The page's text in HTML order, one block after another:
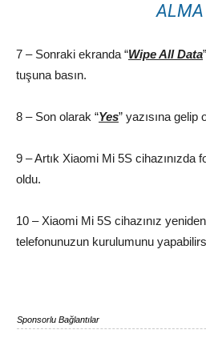
ALMA
7 – Sonraki ekranda “Wipe All Data
tuşuna basın.
8 – Son olarak “Yes” yazısına gelip
9 – Artık Xiaomi Mi 5S cihazınızda
oldu.
10 – Xiaomi Mi 5S cihazınız
telefonunuzun kurulumunu
Sponsorlu Bağlantılar